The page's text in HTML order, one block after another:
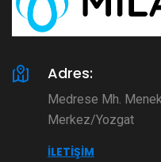
Adres:
Medrese Mh.
Merkez/Yozgat
İLETIŞIM